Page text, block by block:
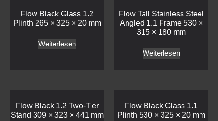
Flow Black Glass 1.2
Plinth 265 × 325 × 20 mm
Weiterlesen
Flow Tall Stainless Steel
Angled 1.1 Frame 530 ×
315 × 180 mm
Weiterlesen
Flow Black 1.2 Two-Tier
Stand 309 × 323 × 441 mm
Flow Black Glass 1.1
Plinth 530 × 325 × 20 mm